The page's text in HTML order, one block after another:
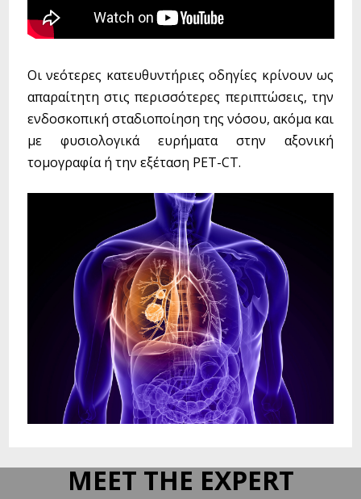
Οι νεότερες κατευθυντήριες οδηγίες κρίνουν ως
απαραίτητη στις περισσότερες περιπτώσεις, την
ενδοσκοπική σταδιοποίηση της νόσου, ακόμα και
με φυσιολογικά ευρήματα στην αξονική
τομογραφία ή την εξέταση PET-CT.
MEET THE EXPERT